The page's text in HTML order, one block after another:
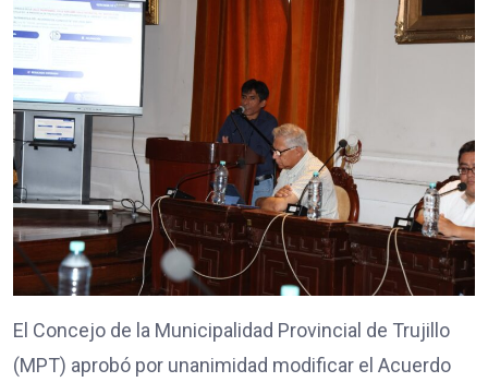
El Concejo de la Municipalidad Provincial de Trujillo
(MPT) aprobó por unanimidad modificar el Acuerdo